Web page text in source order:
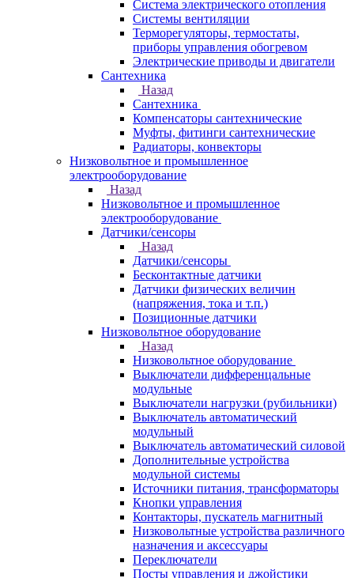
Система электрического отопления
Системы вентиляции
Терморегуляторы, термостаты,
приборы управления обогревом
Электрические приводы и двигатели
Сантехника
Назад
Сантехника
Компенсаторы сантехнические
Муфты, фитинги сантехнические
Радиаторы, конвекторы
Низковольтное и промышленное
электрооборудование
Назад
Низковольтное и промышленное
электрооборудование
Датчики/сенсоры
Назад
Датчики/сенсоры
Бесконтактные датчики
Датчики физических величин
(напряжения, тока и т.п.)
Позиционные датчики
Низковольтное оборудование
Назад
Низковольтное оборудование
Выключатели дифференцальные
модульные
Выключатели нагрузки (рубильники)
Выключатель автоматический
модульный
Выключатель автоматический силовой
Дополнительные устройства
модульной системы
Источники питания, трансформаторы
Кнопки управления
Контакторы, пускатель магнитный
Низковольтные устройства различного
назначения и аксессуары
Переключатели
Посты управления и джойстики